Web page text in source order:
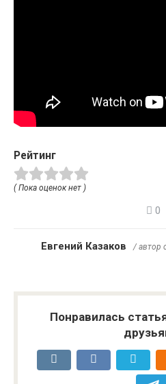
Рейтинг
( Пока оценок нет )
0
Евгений Казаков / автор
Понравилась